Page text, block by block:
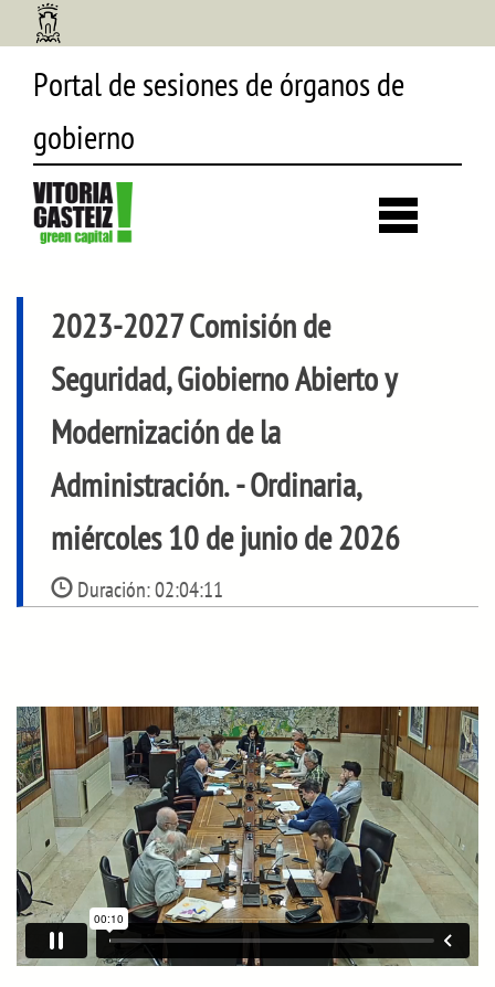
Portal de sesiones de órganos de
gobierno
2023-2027 Comisión de
Seguridad, Giobierno Abierto y
Modernización de la
Administración.- Ordinaria,
miércoles 10 de junio de 2026
Duración:02:04:11